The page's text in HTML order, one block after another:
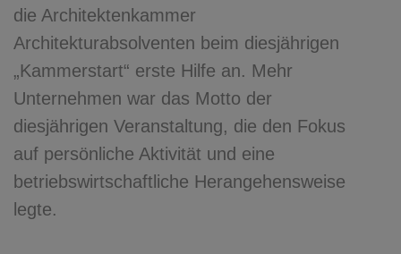
die Architektenkammer
Architekturabsolventen beim diesjährigen
„Kammerstart“ erste Hilfe an. Mehr
Unternehmen war das Motto der
diesjährigen Veranstaltung, die den Fokus
auf persönliche Aktivität und eine
betriebswirtschaftliche Herangehensweise
legte.